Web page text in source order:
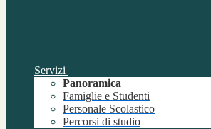
Servizi
Panoramica
Famiglie e Studenti
Personale Scolastico
Percorsi di studio